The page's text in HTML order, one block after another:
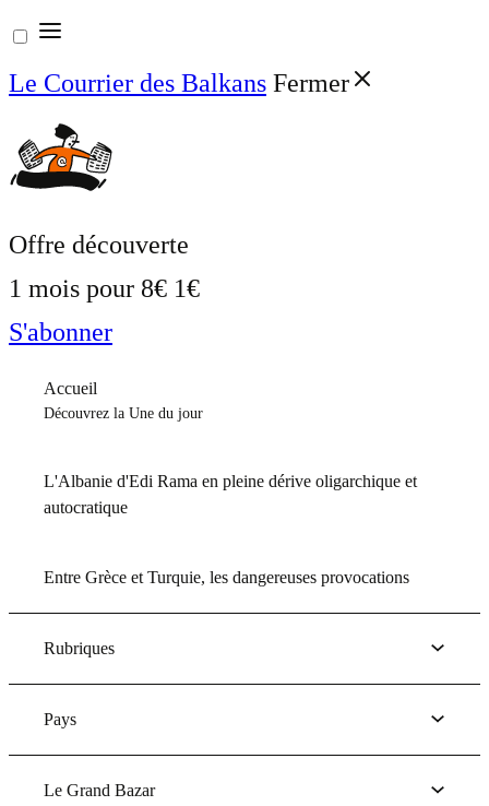
Aller
au
contenu
Le Courrier des Balkans Fermer
Offre découverte
1 mois pour 8€ 1€
S'abonner
Accueil
Découvrez la Une du jour
L'Albanie d'Edi Rama en pleine dérive oligarchique et
autocratique
Entre Grèce et Turquie, les dangereuses provocations
Rubriques
Pays
Le Grand Bazar